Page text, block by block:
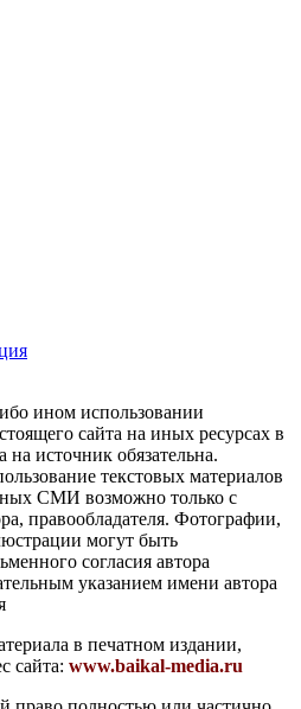
ином использовании
сайта на иных ресурсах в
источник обязательна.
текстовых материалов
СМИ возможно только с
правообладателя. Фотографии,
могут быть
согласия автора
указанием имени автора
в печатном издании,
сайта: www.baikal-media.ru